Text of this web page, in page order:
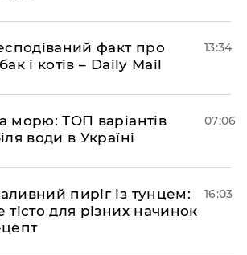
факт про
і котів – Daily Mail
13:34
морю: ТОП варіантів
води в Україні
07:06
пиріг із тунцем:
тісто для різних начинок
16:03